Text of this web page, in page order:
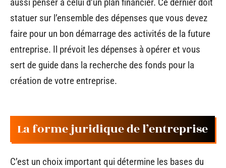
statuer sur l’ensemble des dépenses que vous devez
faire pour un bon démarrage des activités de la future
entreprise. Il prévoit les dépenses à opérer et vous
sert de guide dans la recherche des fonds pour la
création de votre entreprise.
La forme juridique de l’entreprise
C’est un choix important qui détermine les bases du